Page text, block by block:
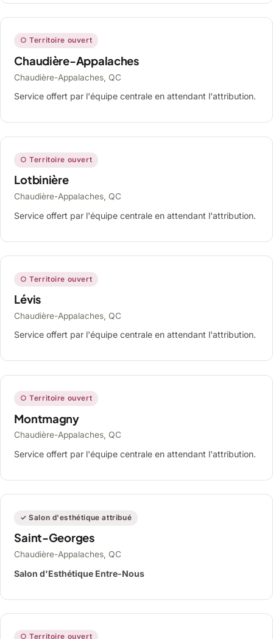
○ Territoire ouvert
Chaudière-Appalaches
Chaudière-Appalaches, QC
Service offert par l'équipe centrale en attendant l'attribution.
○ Territoire ouvert
Lotbinière
Chaudière-Appalaches, QC
Service offert par l'équipe centrale en attendant l'attribution.
○ Territoire ouvert
Lévis
Chaudière-Appalaches, QC
Service offert par l'équipe centrale en attendant l'attribution.
○ Territoire ouvert
Montmagny
Chaudière-Appalaches, QC
Service offert par l'équipe centrale en attendant l'attribution.
✓ Salon d'esthétique attribué
Saint-Georges
Chaudière-Appalaches, QC
Salon d'Esthétique Entre-Nous
○ Territoire ouvert